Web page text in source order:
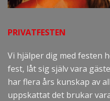
PRIVATFESTEN
Vi hjälper dig med festen
fest, låt sig själv vara
har flera års kunskap av
uppskattat det brukar